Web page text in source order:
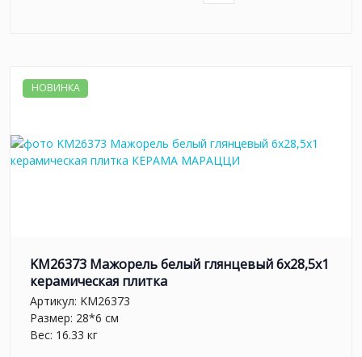
НОВИНКА
KM26373 Мажорель белый глянцевый 6x28,5x1
керамическая плитка
Артикул: KM26373
Размер: 28*6 см
Вес: 16.33 кг